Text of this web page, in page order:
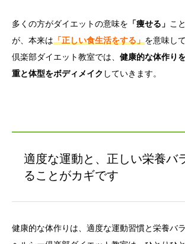
多くの方がダイエットの意味を 「痩せる」 こ
が、本来は「正しい食生活をする」を意味し
倶楽部ダイエット教室では、 健康的な体作り
重と体型をボディメイク していきます。
適度な運動と、正しい栄養バ
ることがカギです
健康的な体作りは、適度な運動習慣と栄養バ